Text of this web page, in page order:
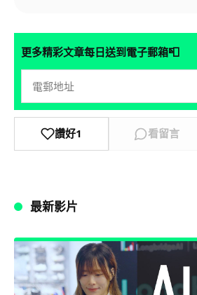
更多精彩文章每日送到電子郵箱📮
讚好1 看留言
最新影片